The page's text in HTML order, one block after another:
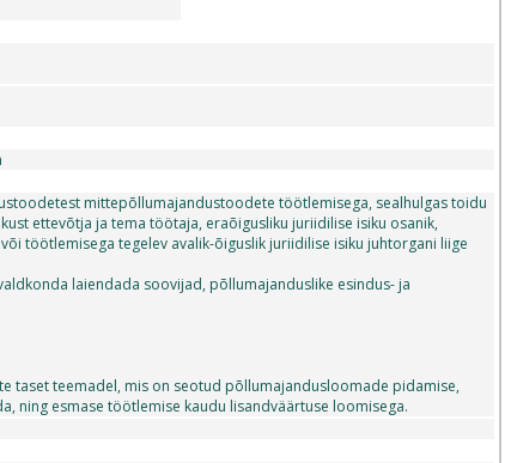
mittepõllumajandustoodete töötlemisega, sealhulgas toidu
ettevõtja ja tema töötaja, eraõigusliku juriidilise isiku osanik,
töötlemisega tegelev avalik-õiguslik juriidilise isiku juhtorgani liige
laiendada soovijad, põllumajanduslike esindus- ja
taset teemadel, mis on seotud põllumajandusloomade pidamise,
ning esmase töötlemise kaudu lisandväärtuse loomisega.